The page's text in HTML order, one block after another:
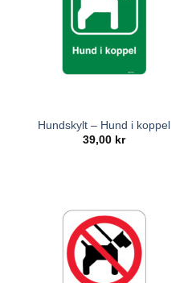
Hundskylt – Hund i koppel
39,00 kr